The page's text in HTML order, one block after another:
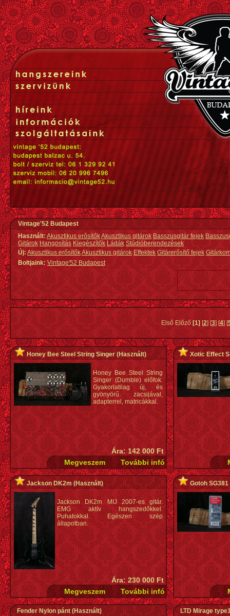
Vintage'52 Budapest
Használt: Akusztikus erősítőkAkusztikus gitárok Basszusgitár fejek
Gitárok Hangosítás Kiegészítők Ládák Stúdióberendezések
Új:Akusztikus erősítőkAkusztikus gitárok Effektek Gitárerősítő fejek
Boltjaink: Vintage'52 Budapest
Első Előző [1][2] [3] [4] [
Honey Bee Steel String Singer(Használt)
Honey Bee Steel String
Singer (Dumble) előfok.
Gyakorlatilag új, és
gyönyörű. zacsijával,
adapterrel, matricákkal.
Ára: 142 000 Ft
Xotic Effect
Jackson DK2m(Használt)
Jackson DK2m MIJ 2007-es gitár.
EMG aktív hangszedőkkel.
Puhatokkal. Egészen szép
állapotban.
Ára: 230 000 Ft
Gotoh SG381
Fender Nylon pánt (Használt) LTD Mirage